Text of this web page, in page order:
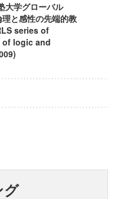
大学グローバル
と感性の先端的教
series of
logic and
グ